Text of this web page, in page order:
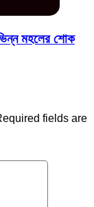
মহলের শোক
fields are